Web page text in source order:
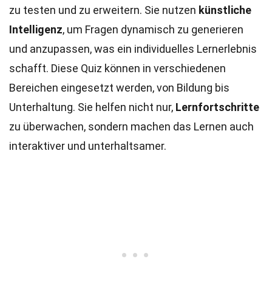
zu testen und zu erweitern. Sie nutzen künstliche
Intelligenz, um Fragen dynamisch zu generieren
und anzupassen, was ein individuelles Lernerlebnis
schafft. Diese Quiz können in verschiedenen
Bereichen eingesetzt werden, von Bildung bis
Unterhaltung. Sie helfen nicht nur, Lernfortschritte
zu überwachen, sondern machen das Lernen auch
interaktiver und unterhaltsamer.